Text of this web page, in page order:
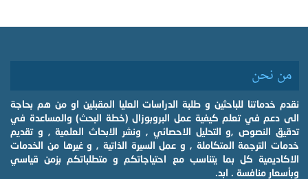
من نحن
نقدم خدماتنا للباحثين و طلبة الدراسات العليا المقبلين او من هم بحاجة
الى دعم في تعلم كيفية عمل البروبوزال (خطة البحث) والمساعدة في
تدقيق النصوص ,و التحليل الاحصائي , ونشر الابحاث العلمية , و تقديم
خدمات الترجمة المتكاملة , و عمل السيرة الذاتية , و غيرها من الخدمات
الاكاديمية كل بما يتناسب مع احتياجاتكم و متطلباتكم بزمن قياسي
وبأسعار منافسة . ابد.